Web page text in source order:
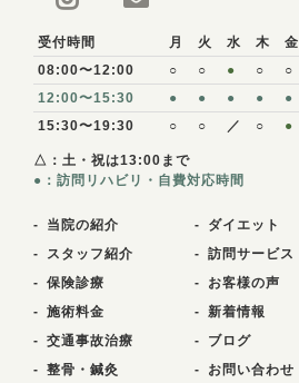
受付時間 月 火 水 木 金
08:00〜12:00
○ ○ ● ○ ○
12:00〜15:30
● ● ● ● ●
15:30〜19:30
○ ○ ／ ○ ●
△：土・祝は13:00まで
●：訪問リハビリ・自費対応時間
当院の紹介
スタッフ紹介
保険診療
施術料金
交通事故治療
整骨・鍼灸
ダイエット
訪問サービス
お客様の声
新着情報
ブログ
お問い合わせ